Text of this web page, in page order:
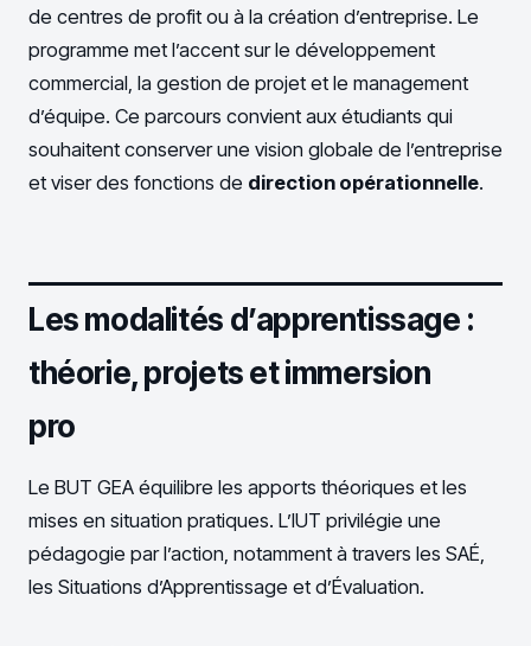
de centres de profit ou à la création d’entreprise. Le
programme met l’accent sur le développement
commercial, la gestion de projet et le management
d’équipe. Ce parcours convient aux étudiants qui
souhaitent conserver une vision globale de l’entreprise
et viser des fonctions de direction opérationnelle.
Les modalités d’apprentissage :
théorie, projets et immersion
pro
Le BUT GEA équilibre les apports théoriques et les
mises en situation pratiques. L’IUT privilégie une
pédagogie par l’action, notamment à travers les SAÉ,
les Situations d’Apprentissage et d’Évaluation.